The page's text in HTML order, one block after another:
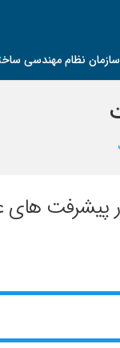
سازمان نظام مهندسی
پیشرفت های